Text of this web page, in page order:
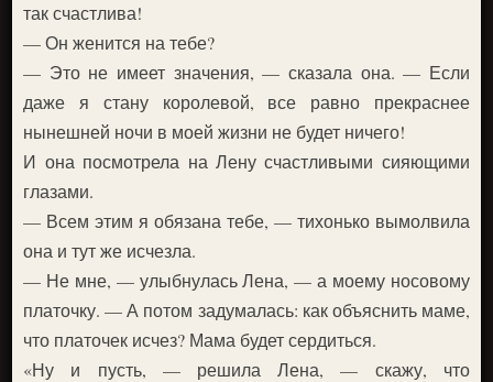
так счастлива!
— Он женится на тебе?
— Это не имеет значения, — сказала она. — Если
даже я стану королевой, все равно прекраснее
нынешней ночи в моей жизни не будет ничего!
И она посмотрела на Лену счастливыми сияющими
глазами.
— Всем этим я обязана тебе, — тихонько вымолвила
она и тут же исчезла.
— Не мне, — улыбнулась Лена, — а моему носовому
платочку. — А потом задумалась: как объяснить маме,
что платочек исчез? Мама будет сердиться.
«Ну и пусть, — решила Лена, — скажу, что